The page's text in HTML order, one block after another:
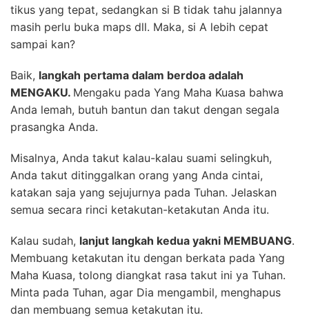
tikus yang tepat, sedangkan si B tidak tahu jalannya
masih perlu buka maps dll. Maka, si A lebih cepat
sampai kan?
Baik, langkah pertama dalam berdoa adalah
MENGAKU. Mengaku pada Yang Maha Kuasa bahwa
Anda lemah, butuh bantun dan takut dengan segala
prasangka Anda.
Misalnya, Anda takut kalau-kalau suami selingkuh,
Anda takut ditinggalkan orang yang Anda cintai,
katakan saja yang sejujurnya pada Tuhan. Jelaskan
semua secara rinci ketakutan-ketakutan Anda itu.
Kalau sudah, lanjut langkah kedua yakni MEMBUANG.
Membuang ketakutan itu dengan berkata pada Yang
Maha Kuasa, tolong diangkat rasa takut ini ya Tuhan.
Minta pada Tuhan, agar Dia mengambil, menghapus
dan membuang semua ketakutan itu.